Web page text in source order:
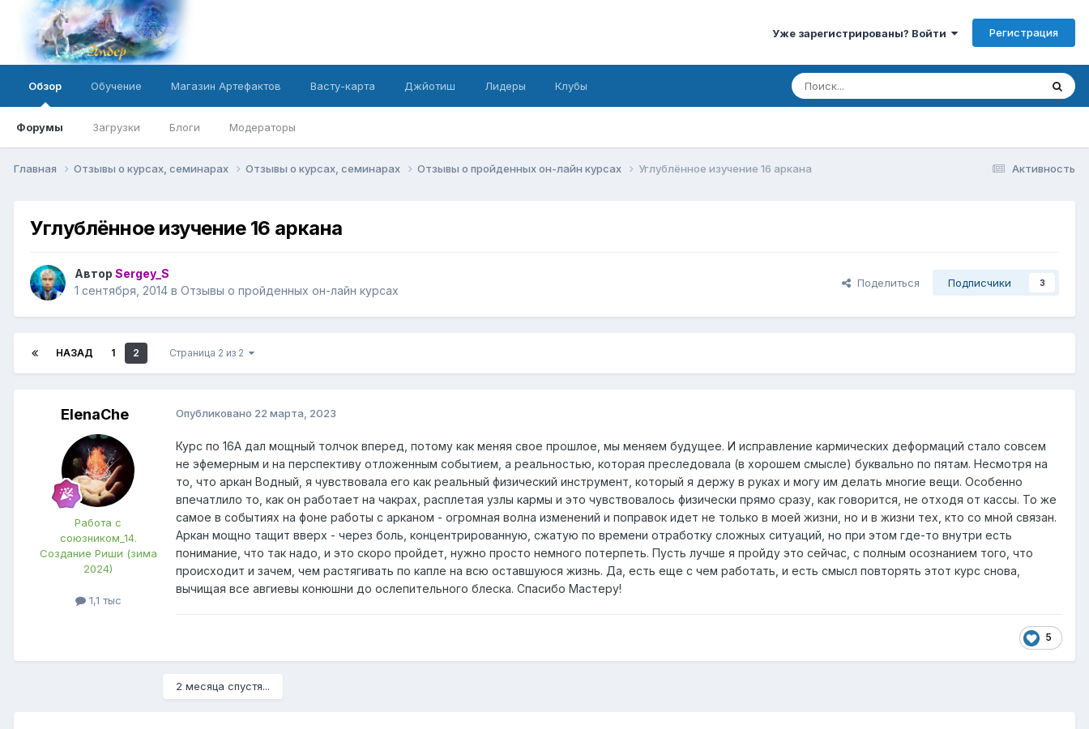
Уже зарегистрированы? Войти Регистрация
Обзор
Форумы Загрузки Блоги Модераторы
Обучение Магазин Артефактов Васту-карта Джйотиш Лидеры Клубы
Активность
Главная Отзывы о курсах, семинарах Отзывы о курсах, семинарах Отзывы о пройденных он-лайн курсах Углублённое изучение 16 аркана
Углублённое изучение 16 аркана
Автор Sergey_S
1 сентября, 2014 в Отзывы о пройденных он-лайн курсах
Поделиться Подписчики 3
НАЗАД 1 2 Страница 2 из 2
ElenaChe
Работа с
союзником_14.
Создание Риши (зима
2024)
1,1 тыс
Опубликовано 22 марта, 2023
Курс по 16А дал мощный толчок вперед, потому как меняя свое прошлое, мы меняем будущее. И исправление кармических деформаций стало совсем
не эфемерным и на перспективу отложенным событием, а реальностью, которая преследовала (в хорошем смысле) буквально по пятам. Несмотря на
то, что аркан Водный, я чувствовала его как реальный физический инструмент, который я держу в руках и могу им делать многие вещи. Особенно
впечатлило то, как он работает на чакрах, расплетая узлы кармы и это чувствовалось физически прямо сразу, как говорится, не отходя от кассы. То же
самое в событиях на фоне работы с арканом - огромная волна изменений и поправок идет не только в моей жизни, но и в жизни тех, кто со мной связан.
Аркан мощно тащит вверх - через боль, концентрированную, сжатую по времени отработку сложных ситуаций, но при этом где-то внутри есть
понимание, что так надо, и это скоро пройдет, нужно просто немного потерпеть. Пусть лучше я пройду это сейчас, с полным осознанием того, что
происходит и зачем, чем растягивать по капле на всю оставшуюся жизнь. Да, есть еще с чем работать, и есть смысл повторять этот курс снова,
вычищая все авгиевы конюшни до ослепительного блеска. Спасибо Мастеру!
5
2 месяца спустя...